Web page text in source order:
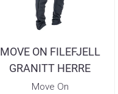
MOVE ON FILEFJELL
GRANITT HERRE
Move On